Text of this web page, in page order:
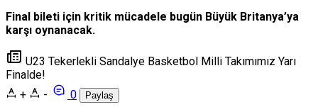
Final bileti için kritik mücadele bugün Büyük Britanya’ya
karşı oynanacak.
U23 Tekerlekli Sandalye Basketbol Milli Takımımız Yarı
Finalde!
+
- 0 Paylaş